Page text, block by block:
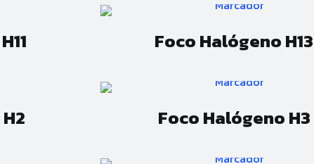
Foco Halógeno H13
Foco Halógeno H3